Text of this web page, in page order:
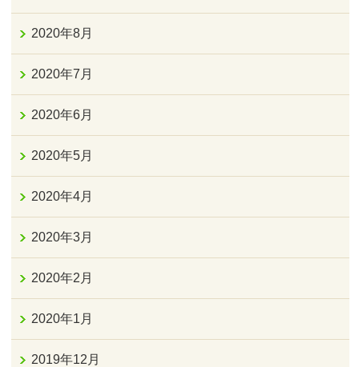
2020年8月
2020年7月
2020年6月
2020年5月
2020年4月
2020年3月
2020年2月
2020年1月
2019年12月